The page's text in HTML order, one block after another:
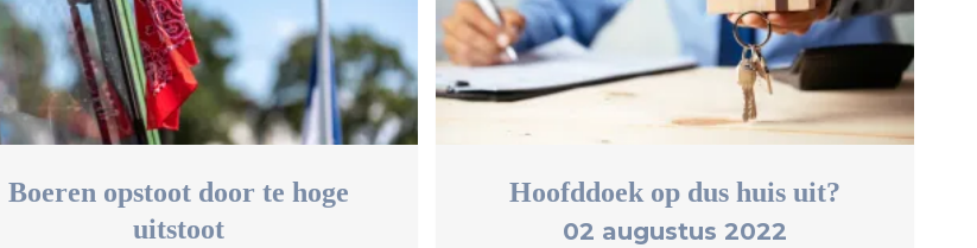
Boeren opstoot door te hoge
uitstoot
Hoofddoek op dus huis uit?
02 augustus 2022